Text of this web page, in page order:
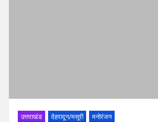
उत्तराखंड देहरादून/मसूरी मनोरंजन